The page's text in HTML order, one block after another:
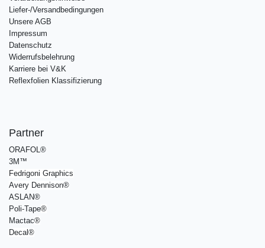
Liefer-/Versandbedingungen
Unsere AGB
Impressum
Datenschutz
Widerrufsbelehrung
Karriere bei V&K
Reflexfolien Klassifizierung
Partner
ORAFOL®
3M™
Fedrigoni Graphics
Avery Dennison®
ASLAN®
Poli-Tape®
Mactac®
Decal®